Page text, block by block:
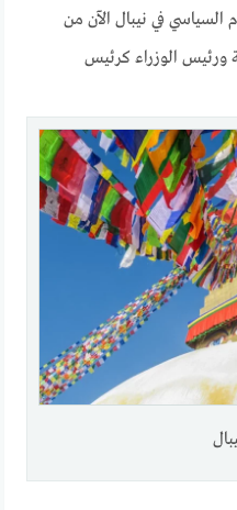
السياسي في نيبال الآن من
ورئيس الوزراء كرئيس